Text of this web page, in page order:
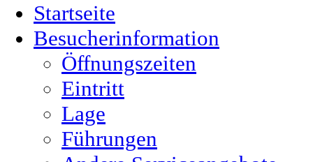
Startseite
Besucherinformation
Öffnungszeiten
Eintritt
Lage
Führungen